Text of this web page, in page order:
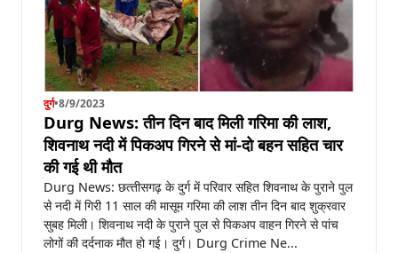
दुर्ग•8/9/2023
Durg News: तीन दिन बाद मिली गरिमा की लाश,
शिवनाथ नदी में पिकअप गिरने से मां-दो बहन सहित चार
की गई थी मौत
Durg News: छत्‍तीसगढ़ के दुर्ग में परिवार सहित शिवनाथ के पुराने पुल
से नदी में गिरी 11 साल की मासूम गरिमा की लाश तीन दिन बाद शुक्रवार
सुबह मिली। शिवनाथ नदी के पुराने पुल से पिकअप वाहन गिरने से पांच
लोगों की दर्दनाक मौत हो गई। दुर्ग। Durg Crime Ne...